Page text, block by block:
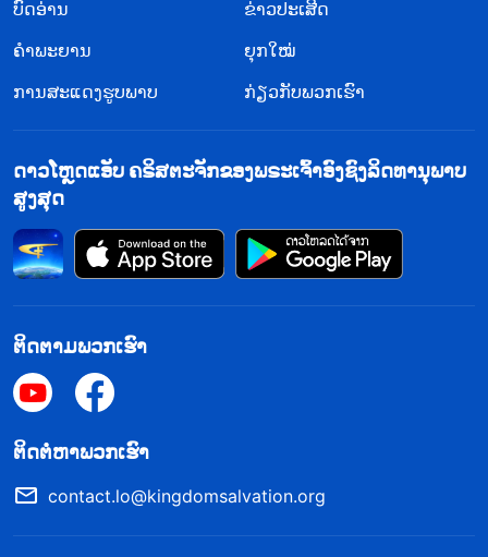
ບົດອ່ານ
ຂ່າວປະເສີດ
ຄຳພະຍານ
ຍຸກໃໝ່
ການສະແດງຮູບພາບ
ກ່ຽວກັບພວກເຮົາ
ດາວໂຫຼດແອັບ ຄຣິສຕະຈັກຂອງພຣະເຈົ້າອົງຊົງລິດທານຸພາບ
ສູງສຸດ
ຕິດຕາມພວກເຮົາ
​ຕິດ​ຕໍ່​ຫາ​ພວກ​ເຮົາ
contact.lo@kingdomsalvation.org